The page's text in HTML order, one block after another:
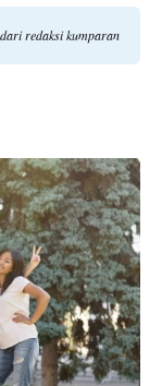
redaksi kumparan